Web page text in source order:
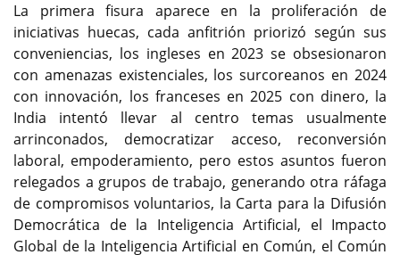
La primera fisura aparece en la proliferación de
iniciativas huecas, cada anfitrión priorizó según sus
conveniencias, los ingleses en 2023 se obsesionaron
con amenazas existenciales, los surcoreanos en 2024
con innovación, los franceses en 2025 con dinero, la
India intentó llevar al centro temas usualmente
arrinconados, democratizar acceso, reconversión
laboral, empoderamiento, pero estos asuntos fueron
relegados a grupos de trabajo, generando otra ráfaga
de compromisos voluntarios, la Carta para la Difusión
Democrática de la Inteligencia Artificial, el Impacto
Global de la Inteligencia Artificial en Común, el Común